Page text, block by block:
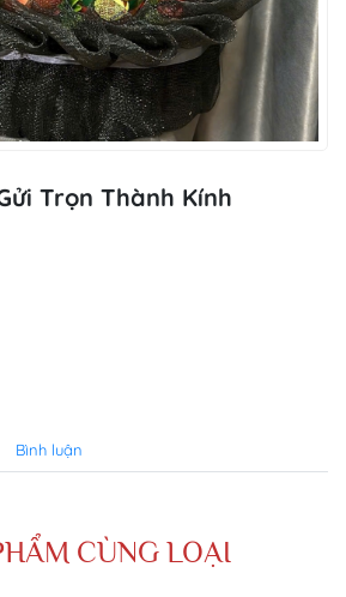
Trọn Thành Kính
Bình luận
CÙNG LOẠI